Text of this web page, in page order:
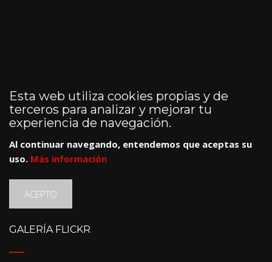
Esta web utiliza cookies propias y de
terceros para analizar y mejorar tu
experiencia de navegación.
Al continuar navegando, entendemos que aceptas su
uso. Más información
ACEPTO
GALERÍA FLICKR